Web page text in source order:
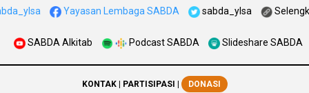
Yayasan Lembaga SABDA sabda_ylsa
SABDA Alkitab Podcast SABDA Slideshare SABDA
KONTAK| PARTISIPASI DONASI